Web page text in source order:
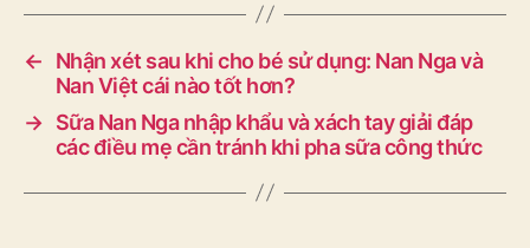
←
Nhận xét sau khi cho bé sử dụng: Nan Nga và
Nan Việt cái nào tốt hơn?
→ Sữa Nan Nga nhập khẩu và xách tay giải đáp
các điều mẹ cần tránh khi pha sữa công thức